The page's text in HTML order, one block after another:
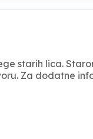
starih lica.
Za dodatne